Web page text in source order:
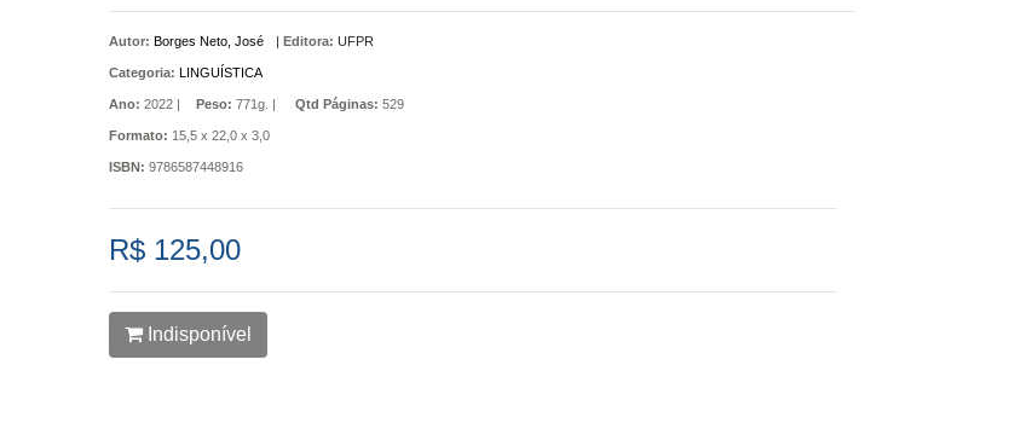
Autor: Borges Neto, José | Editora: UFPR
Categoria: LINGUÍSTICA
Ano: 2022 | Peso: 771g. | Qtd Páginas: 529
Formato: 15,5 x 22,0 x 3,0
ISBN: 9786587448916
R$ 125,00
Indisponível